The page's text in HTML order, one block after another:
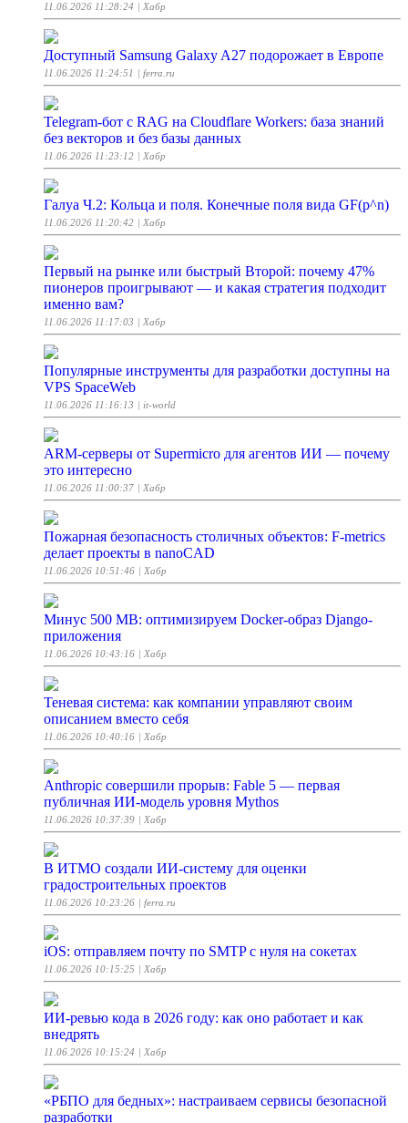
11.06.2026 11:28:24 | Хабр
Доступный Samsung Galaxy A27 подорожает в Европе
11.06.2026 11:24:51 | ferra.ru
Telegram-бот с RAG на Cloudflare Workers: база знаний
без векторов и без базы данных
11.06.2026 11:23:12 | Хабр
Галуа Ч.2: Кольца и поля. Конечные поля вида GF(p^n)
11.06.2026 11:20:42 | Хабр
Первый на рынке или быстрый Второй: почему 47%
пионеров проигрывают — и какая стратегия подходит
именно вам?
11.06.2026 11:17:03 | Хабр
Популярные инструменты для разработки доступны на
VPS SpaceWeb
11.06.2026 11:16:13 | it-world
ARM-серверы от Supermicro для агентов ИИ — почему
это интересно
11.06.2026 11:00:37 | Хабр
Пожарная безопасность столичных объектов: F-metrics
делает проекты в nanoCAD
11.06.2026 10:51:46 | Хабр
Минус 500 MB: оптимизируем Docker-образ Django-
приложения
11.06.2026 10:43:16 | Хабр
Теневая система: как компании управляют своим
описанием вместо себя
11.06.2026 10:40:16 | Хабр
Anthropic совершили прорыв: Fable 5 — первая
публичная ИИ-модель уровня Mythos
11.06.2026 10:37:39 | Хабр
В ИТМО создали ИИ-систему для оценки
градостроительных проектов
11.06.2026 10:23:26 | ferra.ru
iOS: отправляем почту по SMTP с нуля на сокетах
11.06.2026 10:15:25 | Хабр
ИИ-ревью кода в 2026 году: как оно работает и как
внедрять
11.06.2026 10:15:24 | Хабр
«РБПО для бедных»: настраиваем сервисы безопасной
разработки